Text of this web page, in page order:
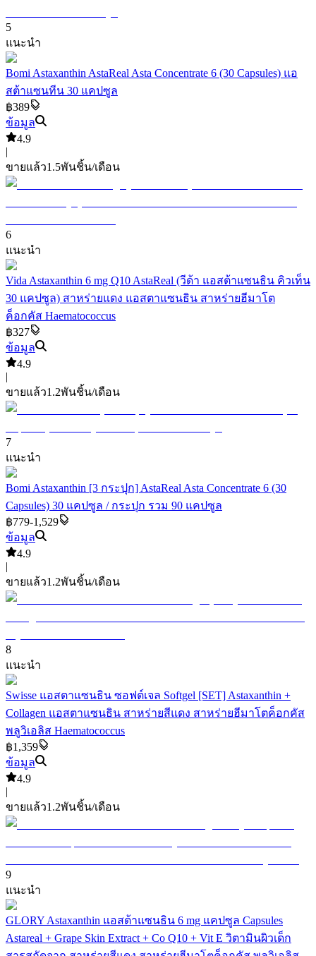
5
แนะนำ
Bomi Astaxanthin AstaReal Asta Concentrate 6 (30 Capsules) แอ
สต้าแซนทีน 30 แคปซูล
฿389
ข้อมูล
4.9
|
ขายแล้ว1.5พันชิ้น/เดือน
6
แนะนำ
Vida Astaxanthin 6 mg Q10 AstaReal (วีด้า แอสต้าแซนธิน คิวเท็น
30 แคปซูล) สาหร่ายแดง แอสตาแซนธิน สาหร่ายฮีมาโต
ค็อกคัส Haematococcus
฿327
ข้อมูล
4.9
|
ขายแล้ว1.2พันชิ้น/เดือน
7
แนะนำ
Bomi Astaxanthin [3 กระปุก] AstaReal Asta Concentrate 6 (30
Capsules) 30 แคปซูล / กระปุก รวม 90 แคปซูล
฿779-1,529
ข้อมูล
4.9
|
ขายแล้ว1.2พันชิ้น/เดือน
8
แนะนำ
Swisse แอสตาแซนธิน ซอฟต์เจล Softgel [SET] Astaxanthin +
Collagen แอสตาแซนธิน สาหร่ายสีแดง สาหร่ายฮีมาโตค็อกคัส
พลูวิเอลิส Haematococcus
฿1,359
ข้อมูล
4.9
|
ขายแล้ว1.2พันชิ้น/เดือน
9
แนะนำ
GLORY Astaxanthin แอสต้าแซนธิน 6 mg แคปซูล Capsules
Astareal + Grape Skin Extract + Co Q10 + Vit E วิตามินผิวเด็ก